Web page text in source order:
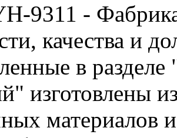
9311 -
качества и
в
изготовлены
материалов